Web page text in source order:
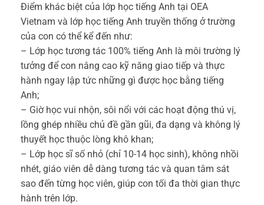
Điểm khác biệt của lớp học tiếng Anh tại OEA
Vietnam và lớp học tiếng Anh truyền thống ở trường
của con có thể kể đến như:
– Lớp học tương tác 100% tiếng Anh là môi trường lý
tưởng để con nâng cao kỹ năng giao tiếp và thực
hành ngay lập tức những gì được học bằng tiếng
Anh;
– Giờ học vui nhộn, sôi nổi với các hoạt động thú vị,
lồng ghép nhiều chủ đề gần gũi, đa dạng và không lý
thuyết học thuộc lòng khô khan;
– Lớp học sĩ số nhỏ (chỉ 10-14 học sinh), không nhồi
nhét, giáo viên dễ dàng tương tác và quan tâm sát
sao đến từng học viên, giúp con tối đa thời gian thực
hành trên lớp.